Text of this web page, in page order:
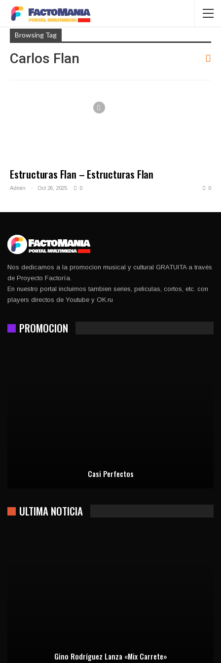
Browsing Tag
Carlos Flan
Estructuras Flan – Estructuras Flan
Admin Oct 26, 2025 0 0
Nos dedicamos a la promocion musical y cultural GRATUITA a través
de Proyecto Factoría.
En nuestro portal incluimos tambien series, peliculas, cortos, etc. con
players directos de Youtube y OK.ru
PROMOCION
Casi Perfectos
ULTIMA NOTICIA
Gino Rodríguez Lanza «Mix Carrete»